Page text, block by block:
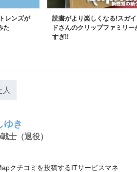
レンズが
た
読書がより楽しくなる!スガ
ドさんのクリップファミリー
すぎ!!
ゆき
士（退役）
クチコミを投稿するITサービスマネ